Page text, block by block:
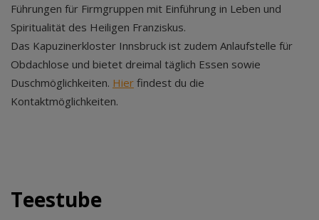
Führungen für Firmgruppen mit Einführung in Leben und
Spiritualität des Heiligen Franziskus.
Das Kapuzinerkloster Innsbruck ist zudem Anlaufstelle für
Obdachlose und bietet dreimal täglich Essen sowie
Duschmöglichkeiten. Hier findest du die
Kontaktmöglichkeiten.
Teestube